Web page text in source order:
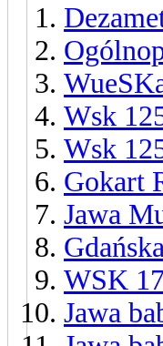
Wsk
Wsk
Gokart
Jawa
WSK
Jawa